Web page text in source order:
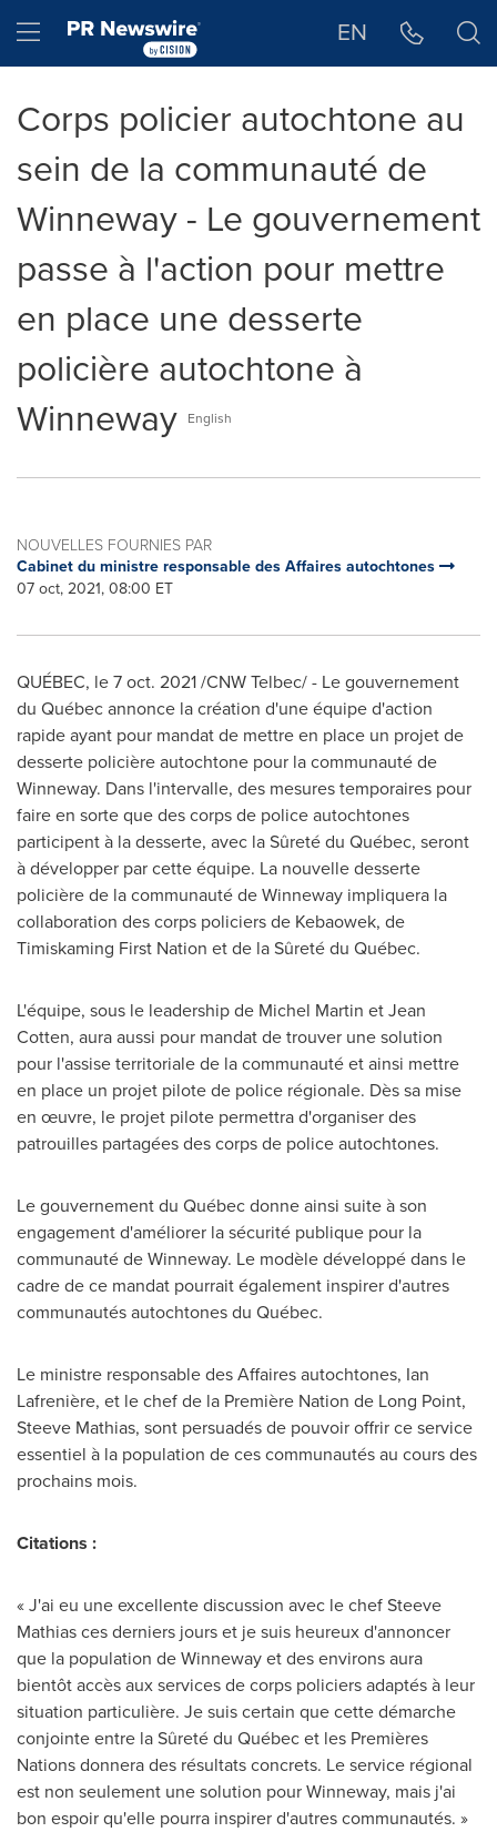
Hamburger menu EN
Corps policier autochtone au
sein de la communauté de
Winneway - Le gouvernement
passe à l'action pour mettre
en place une desserte
policière autochtone à
Winneway English
NOUVELLES FOURNIES PAR
Cabinet du ministre responsable des Affaires autochtones
07 oct, 2021, 08:00 ET
QUÉBEC, le 7 oct. 2021 /CNW Telbec/ - Le gouvernement
du Québec annonce la création d'une équipe d'action
rapide ayant pour mandat de mettre en place un projet de
desserte policière autochtone pour la communauté de
Winneway. Dans l'intervalle, des mesures temporaires pour
faire en sorte que des corps de police autochtones
participent à la desserte, avec la Sûreté du Québec, seront
à développer par cette équipe. La nouvelle desserte
policière de la communauté deWinneway impliquera la
collaboration des corps policiers de Kebaowek, de
Timiskaming First Nation et de la Sûreté du Québec.
L'équipe, sous le leadership de Michel Martin etJean
Cotten, aura aussi pour mandat de trouver une solution
pour l'assise territoriale de la communauté et ainsi mettre
en place un projet pilote de police régionale. Dès sa mise
en œuvre, le projet pilote permettra d'organiser des
patrouilles partagées des corps de police autochtones.
Le gouvernement du Québec donne ainsi suite à son
engagement d'améliorer la sécurité publique pour la
communauté deWinneway. Le modèle développé dans le
cadre de ce mandat pourrait également inspirer d'autres
communautés autochtones du Québec.
Le ministre responsable des Affaires autochtones, Ian
Lafrenière, et le chef de la Première Nation de Long Point,
Steeve Mathias, sont persuadés de pouvoir offrir ce service
essentiel à la population de ces communautés au cours des
prochains mois.
Citations :
« J'ai eu une excellente discussion avec le chef Steeve
Mathias ces derniers jours et je suis heureux d'annoncer
que la population deWinnewayet des environs aura
bientôt accès aux services de corps policiers adaptés à leur
situation particulière. Je suis certain que cette démarche
conjointe entre la Sûreté du Québec et les Premières
Nations donnera des résultats concrets. Le service régional
est non seulement une solution pourWinneway, mais j'ai
bon espoir qu'elle pourra inspirer d'autres communautés. »